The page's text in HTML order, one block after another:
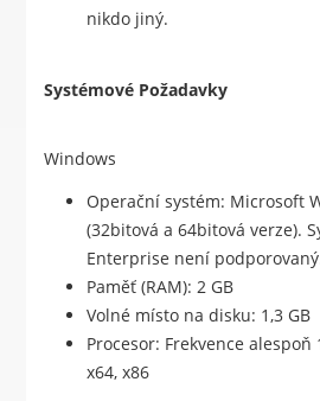
nikdo jiný.
Systémové Požadavky
Windows
Operační systém: Microsoft
(32bitová a 64bitová verze).
Enterprise není
Paměť (RAM): 2 GB
Volné místo na disku: 1,3 GB
Procesor: Frekvence
x64, x86